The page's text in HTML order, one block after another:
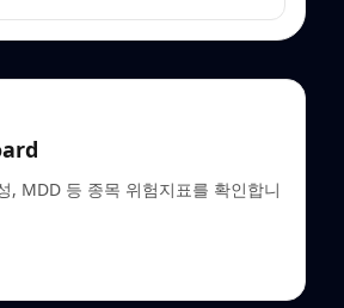
, MDD 등 종목 위험지표를 확인합니